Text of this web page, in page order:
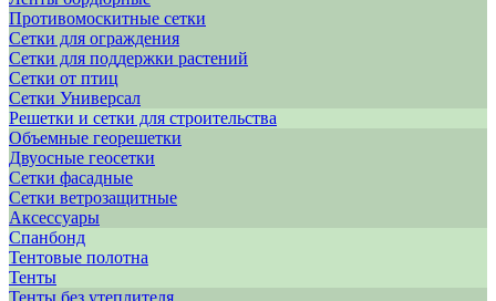
Противомоскитные сетки
Сетки для ограждения
Сетки для поддержки растений
Сетки от птиц
Сетки Универсал
Решетки и сетки для строительства
Объемные георешетки
Двуосные геосетки
Сетки фасадные
Сетки ветрозащитные
Аксессуары
Спанбонд
Тентовые полотна
Тенты
Тенты без утеплителя